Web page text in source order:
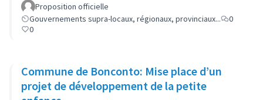
Proposition officielle
Gouvernements supra-locaux, régionaux, provinciaux...
0
0
Commune de Bonconto: Mise place d’un
projet de développement de la petite